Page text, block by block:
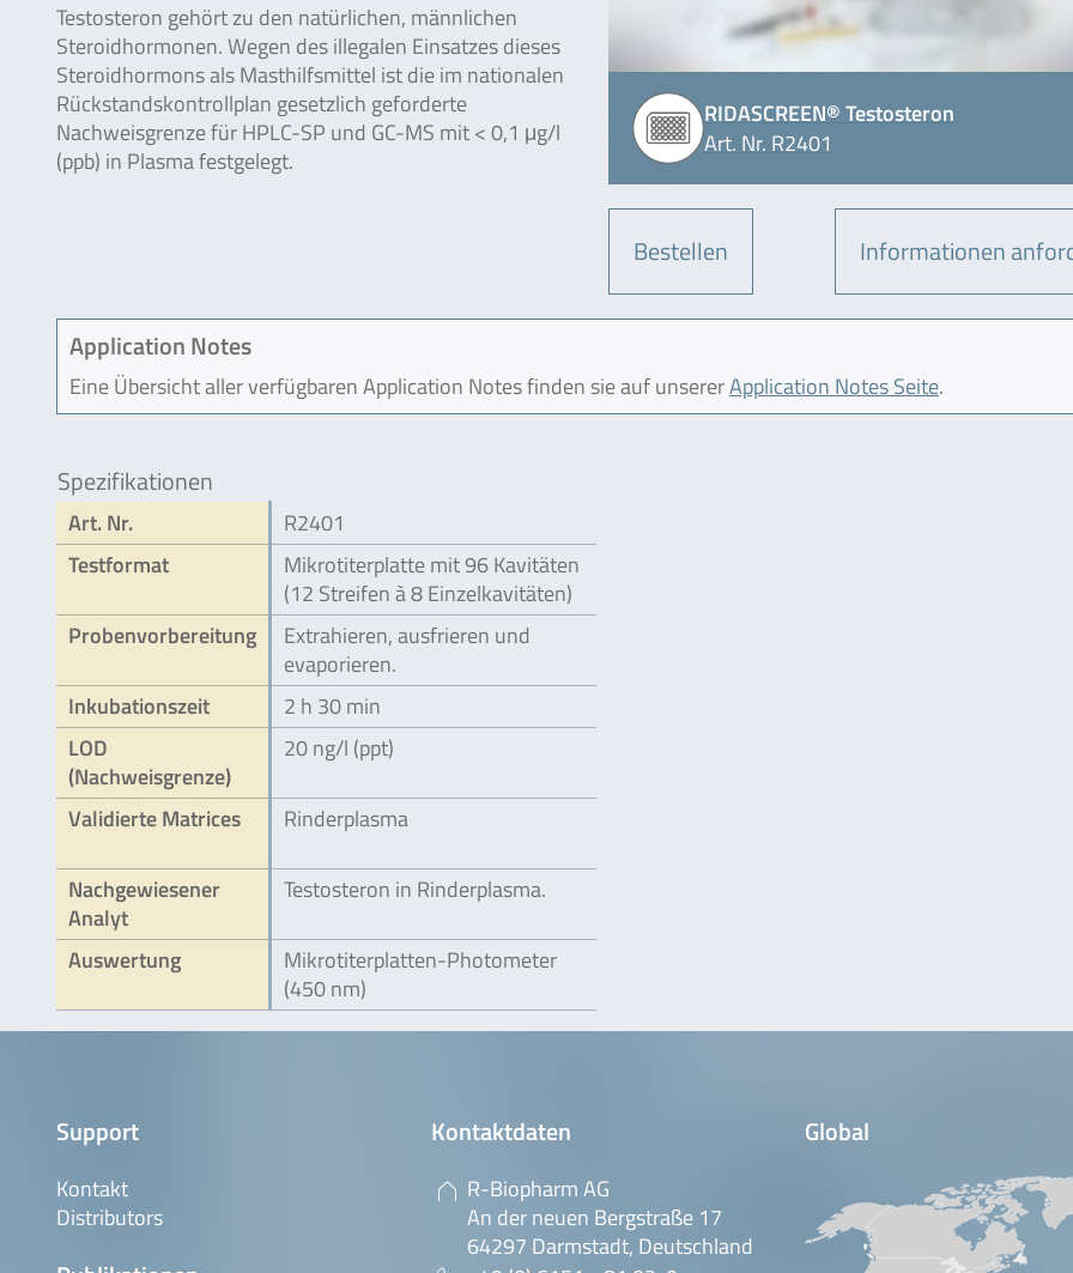
RIDASCREEN® Testosteron
Art. Nr. R2401
Bestellen Informationen
Testosteron gehört zu den natürlichen, männlichen
Steroidhormonen. Wegen des illegalen Einsatzes dieses
Steroidhormons als Masthilfsmittel ist die im nationalen
Rückstandskontrollplan gesetzlich geforderte
Nachweisgrenze für HPLC-SP und GC-MS mit < 0,1 μg/l
(ppb) in Plasma festgelegt.
Application Notes
Eine Übersicht aller verfügbaren Application Notes finden sie auf unsererApplication Notes Seite.
Spezifikationen
Art. Nr.
R2401
Testformat
Mikrotiterplatte mit 96 Kavitäten
(12 Streifen à 8 Einzelkavitäten)
Probenvorbereitung
Extrahieren, ausfrieren und
evaporieren.
Inkubationszeit
2 h 30 min
LOD
(Nachweisgrenze)
20 ng/l (ppt)
Validierte Matrices Rinderplasma
Nachgewiesener
Analyt
Testosteron in Rinderplasma.
Auswertung
Mikrotiterplatten-Photometer
(450 nm)
Support
Kontakt
Distributors
Kontaktdaten
R-Biopharm AG
An der neuen Bergstraße 17
64297 Darmstadt, Deutschland
Global